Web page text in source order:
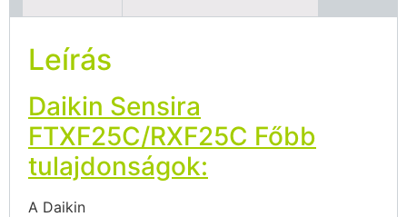
Leírás
Daikin Sensira
FTXF25C/RXF25C Főbb
tulajdonságok:
A Daikin